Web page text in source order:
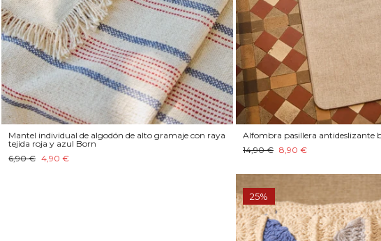
Mantel individual de algodón de alto gramaje con raya
tejida roja y azul Born
6,90 € 4,90 €
Alfombra pasillera antideslizante
14,90 € 8,90 €
25%